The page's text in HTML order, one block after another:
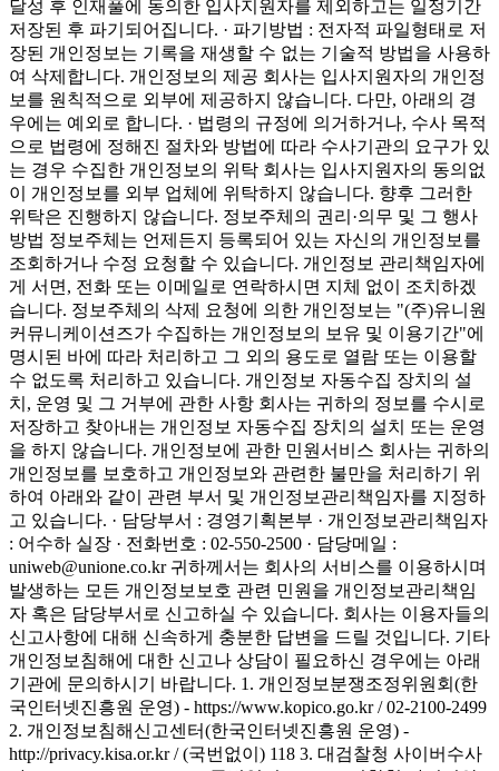
달성 후 인재풀에 동의한 입사지원자를 제외하고는 일정기간
저장된 후 파기되어집니다. · 파기방법 : 전자적 파일형태로 저
장된 개인정보는 기록을 재생할 수 없는 기술적 방법을 사용하
여 삭제합니다. 개인정보의 제공 회사는 입사지원자의 개인정
보를 원칙적으로 외부에 제공하지 않습니다. 다만, 아래의 경
우에는 예외로 합니다. · 법령의 규정에 의거하거나, 수사 목적
으로 법령에 정해진 절차와 방법에 따라 수사기관의 요구가 있
는 경우 수집한 개인정보의 위탁 회사는 입사지원자의 동의없
이 개인정보를 외부 업체에 위탁하지 않습니다. 향후 그러한
위탁은 진행하지 않습니다. 정보주체의 권리·의무 및 그 행사
방법 정보주체는 언제든지 등록되어 있는 자신의 개인정보를
조회하거나 수정 요청할 수 있습니다. 개인정보 관리책임자에
게 서면, 전화 또는 이메일로 연락하시면 지체 없이 조치하겠
습니다. 정보주체의 삭제 요청에 의한 개인정보는 "(주)유니원
커뮤니케이션즈가 수집하는 개인정보의 보유 및 이용기간"에
명시된 바에 따라 처리하고 그 외의 용도로 열람 또는 이용할
수 없도록 처리하고 있습니다. 개인정보 자동수집 장치의 설
치, 운영 및 그 거부에 관한 사항 회사는 귀하의 정보를 수시로
저장하고 찾아내는 개인정보 자동수집 장치의 설치 또는 운영
을 하지 않습니다. 개인정보에 관한 민원서비스 회사는 귀하의
개인정보를 보호하고 개인정보와 관련한 불만을 처리하기 위
하여 아래와 같이 관련 부서 및 개인정보관리책임자를 지정하
고 있습니다. · 담당부서 : 경영기획본부 · 개인정보관리책임자
: 어수하 실장 · 전화번호 : 02-550-2500 · 담당메일 :
uniweb@unione.co.kr 귀하께서는 회사의 서비스를 이용하시며
발생하는 모든 개인정보보호 관련 민원을 개인정보관리책임
자 혹은 담당부서로 신고하실 수 있습니다. 회사는 이용자들의
신고사항에 대해 신속하게 충분한 답변을 드릴 것입니다. 기타
개인정보침해에 대한 신고나 상담이 필요하신 경우에는 아래
기관에 문의하시기 바랍니다. 1. 개인정보분쟁조정위원회(한
국인터넷진흥원 운영) - https://www.kopico.go.kr / 02-2100-2499
2. 개인정보침해신고센터(한국인터넷진흥원 운영) -
http://privacy.kisa.or.kr / (국번없이) 118 3. 대검찰청 사이버수사